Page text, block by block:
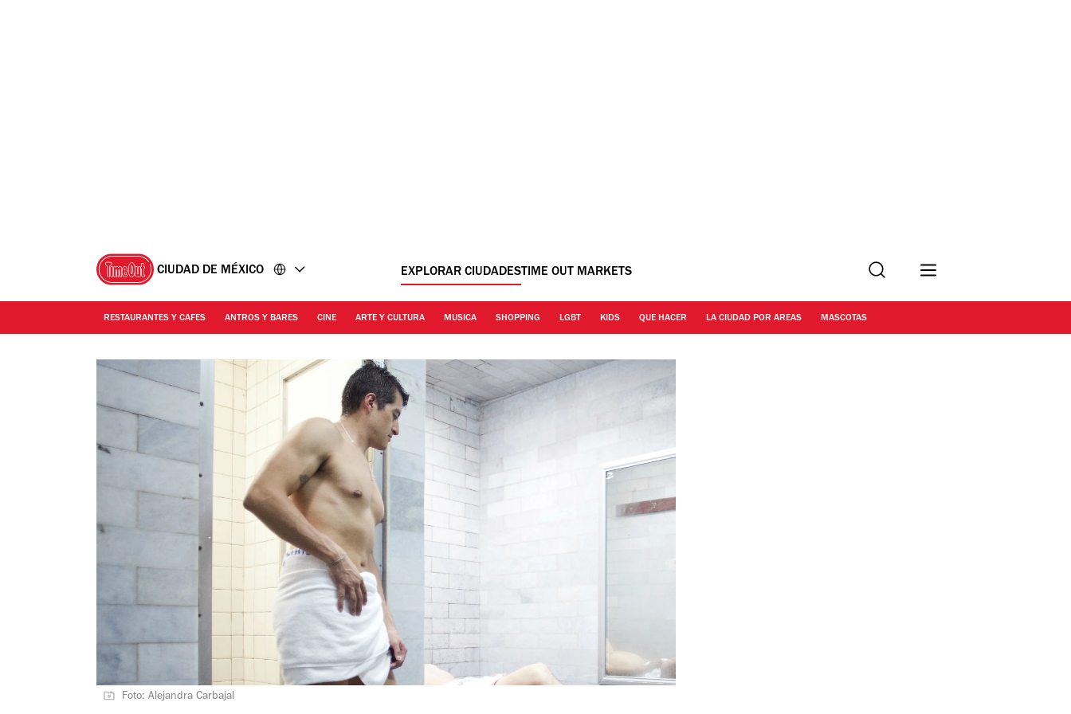
CIUDAD DE MÉXICO EXPLORAR CIUDADESTIME OUT MARKETS Buscar
RESTAURANTES Y CAFES ANTROS Y BARES CINE ARTE Y CULTURA MUSICA SHOPPING LGBT KIDS QUE HACER LA CIUDAD POR AREAS MASCOTAS
Foto: Alejandra Carbajal